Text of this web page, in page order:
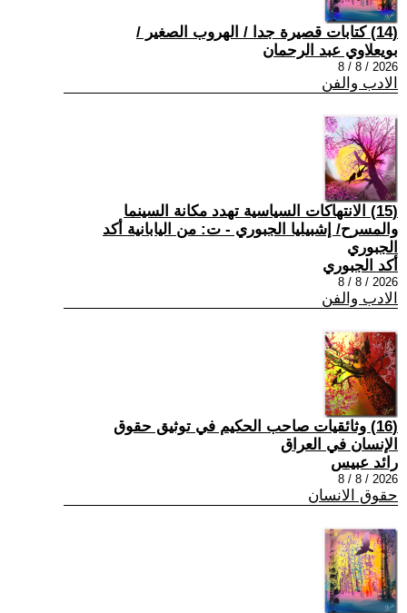
(14) كتابات قصيرة جدا / الهروب الصغير /
بويعلاوي عبد الرحمان
2026 / 8 / 8
الادب والفن
(15) الانتهاكات السياسية تهدد مكانة السينما
والمسرح/ إشبيليا الجبوري - ت: من اليابانية أكد
الجبوري
أكد الجبوري
2026 / 8 / 8
الادب والفن
(16) وثائقيات صاحب الحكيم في توثيق حقوق
الإنسان في العراق
رائد عبيس
2026 / 8 / 8
حقوق الانسان